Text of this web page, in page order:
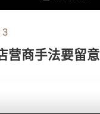
营商手法要留意